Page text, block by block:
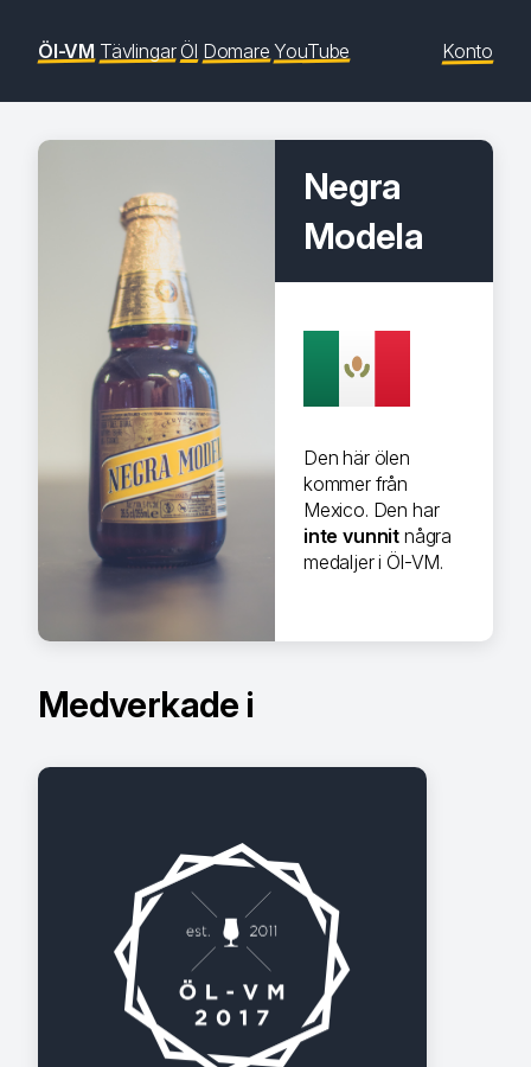
Öl-VM Tävlingar Öl Domare YouTube Konto
Negra
Modela
Den här ölen
kommer från
Mexico. Den har
inte vunnit några
medaljer i Öl-VM.
Medverkade i